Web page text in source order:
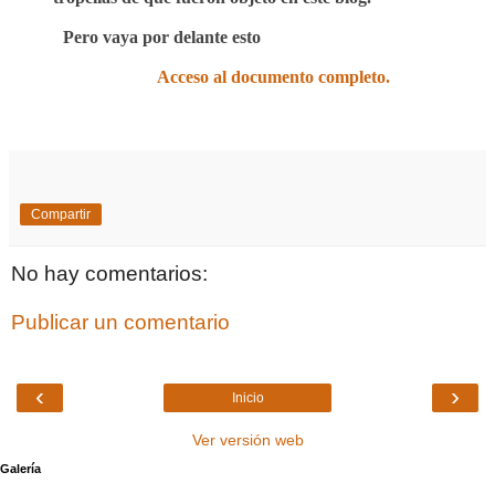
Pero vaya por delante esto
Acceso al documento completo.
Compartir
No hay comentarios:
Publicar un comentario
‹ ›
Inicio
Ver versión web
Galería